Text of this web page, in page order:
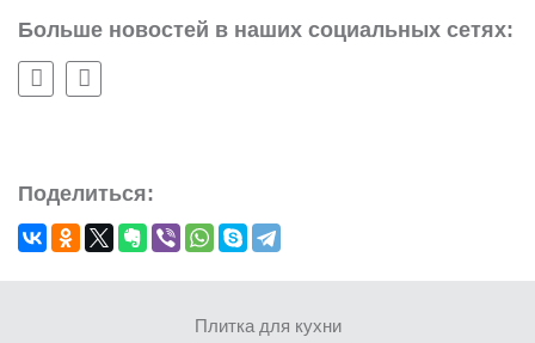
Больше новостей в наших социальных сетях:
Поделиться:
Плитка для кухни